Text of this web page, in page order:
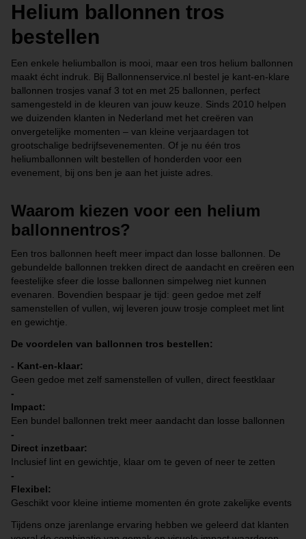
Helium ballonnen tros
bestellen
Een enkele heliumballon is mooi, maar een tros helium ballonnen
maakt écht indruk. Bij Ballonnenservice.nl bestel je kant-en-klare
ballonnen trosjes vanaf 3 tot en met 25 ballonnen, perfect
samengesteld in de kleuren van jouw keuze. Sinds 2010 helpen
we duizenden klanten in Nederland met het creëren van
onvergetelijke momenten – van kleine verjaardagen tot
grootschalige bedrijfsevenementen. Of je nu één tros
heliumballonnen wilt bestellen of honderden voor een
evenement, bij ons ben je aan het juiste adres.
Waarom kiezen voor een helium
ballonnentros?
Een tros ballonnen heeft meer impact dan losse ballonnen. De
gebundelde ballonnen trekken direct de aandacht en creëren een
feestelijke sfeer die losse ballonnen simpelweg niet kunnen
evenaren. Bovendien bespaar je tijd: geen gedoe met zelf
samenstellen of vullen, wij leveren jouw trosje compleet met lint
en gewichtje.
De voordelen van ballonnen tros bestellen:
- Kant-en-klaar:
Geen gedoe met zelf samenstellen of vullen, direct feestklaar
-
Impact:
Een bundel ballonnen trekt meer aandacht dan losse ballonnen
-
Direct inzetbaar:
Inclusief lint en gewichtje, klaar om te geven of neer te zetten
-
Flexibel:
Geschikt voor kleine intieme momenten én grote zakelijke events
Tijdens onze jarenlange ervaring hebben we geleerd dat klanten